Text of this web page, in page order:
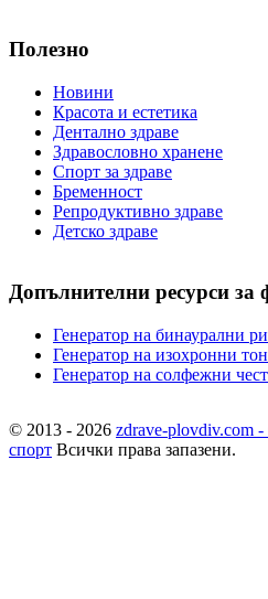
Полезно
Новини
Красота и естетика
Дентално здраве
Здравословно хранене
Спорт за здраве
Бременност
Репродуктивно здраве
Детско здраве
Допълнителни ресурси за
Генератор на бинаурални
Генератор на изохронни
Генератор на солфежни
© 2013 - 2026 zdrave-plovdiv.com
спорт Всички права запазени.